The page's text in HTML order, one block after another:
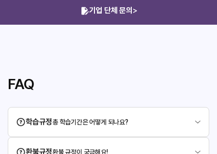
기업 단체 문의 >
FAQ
학습규정총 학습기간은 어떻게 되나요?
환불규정환불 규정이 궁금해요!